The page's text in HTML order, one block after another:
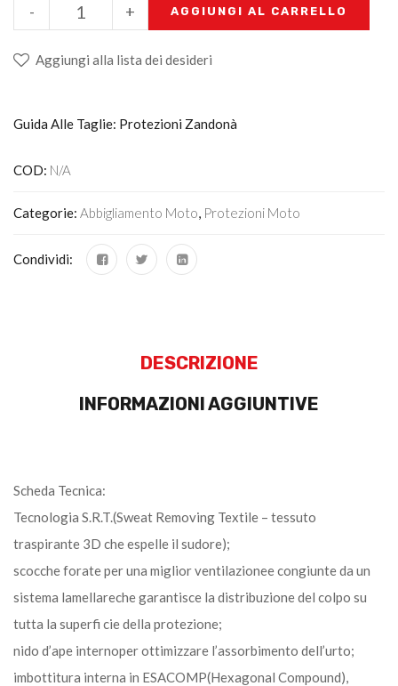
+
- AGGIUNGI AL CARRELLO
Aggiungi alla lista dei desideri
Guida Alle Taglie: Protezioni Zandonà
COD: N/A
Categorie: Abbigliamento Moto, Protezioni Moto
Condividi:
DESCRIZIONE
INFORMAZIONI AGGIUNTIVE
Scheda Tecnica:
Tecnologia S.R.T.(Sweat Removing Textile – tessuto
traspirante 3D che espelle il sudore);
scocche forate per una miglior ventilazionee congiunte da un
sistema lamellareche garantisce la distribuzione del colpo su
tutta la superfi cie della protezione;
nido d’ape internoper ottimizzare l’assorbimento dell’urto;
imbottitura interna in ESACOMP(Hexagonal Compound),